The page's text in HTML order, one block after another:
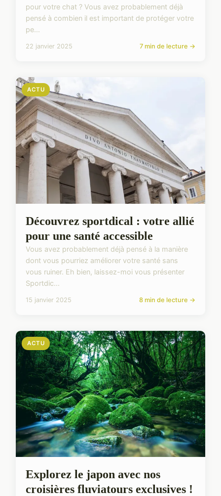
pour votre chat ? Vous avez probablement déjà
pensé à combien il est important de protéger votre
pe...
22 janvier 2025 7 min de lecture →
ACTU
Découvrez sportdical : votre allié
pour une santé accessible
Vous avez probablement déjà pensé à la manière
dont vous pourriez améliorer votre santé sans
vous ruiner. Eh bien, laissez-moi vous présenter
Sportdic...
15 janvier 2025 8 min de lecture →
ACTU
Explorez le japon avec nos
croisières fluviatours exclusives !